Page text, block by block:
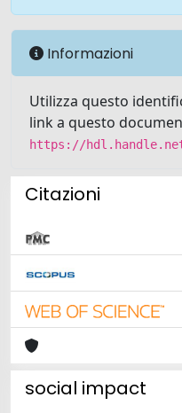
Informazioni
Utilizza questo
link a questo
https://
Citazioni
social impact